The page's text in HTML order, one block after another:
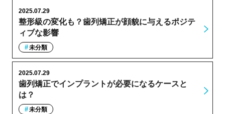
整形級の変化も？歯列矯正が顔貌に与えるポジテ
ィブな影響
2025.07.29
未分類
歯列矯正でインプラントが必要になるケースと
は？
2025.07.29
未分類